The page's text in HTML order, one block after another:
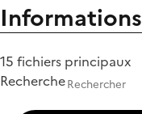
Informations
15 fichiers principaux
Recherche